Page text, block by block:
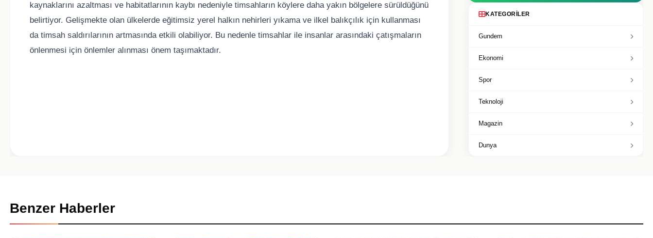
kaynaklarını azaltması ve habitatlarının kaybı nedeniyle timsahların köylere daha yakın bölgelere sürüldüğünü
belirtiyor. Gelişmekte olan ülkelerde eğitimsiz yerel halkın nehirleri yıkama ve ilkel balıkçılık için kullanması
da timsah saldırılarının artmasında etkili olabiliyor. Bu nedenle timsahlar ile insanlar arasındaki çatışmaların
önlenmesi için önlemler alınması önem taşımaktadır.
KATEGORILER
Gundem
Ekonomi
Spor
Teknoloji
Magazin
Dunya
Benzer Haberler